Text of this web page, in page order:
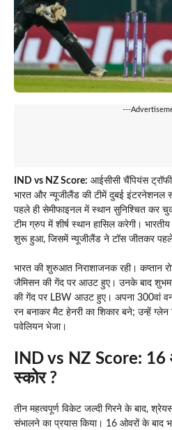
---
IND vs NZ Score: आईसीसी चैंपियंस
भारत और न्यूजीलैंड की टीमें दुबई इंटरनेशनल
पहले ही सेमीफाइनल में स्थान सुनिश्चित कर
टीम ग्रुप में शीर्ष स्थान हासिल करेगी।
शुरू हुआ, जिसमें न्यूजीलैंड ने टॉस जीतकर पहले
भारत की शुरुआत निराशाजनक रही। कप्तान
जैमिसन की गेंद पर आउट हुए। उनके बाद
की गेंद पर LBW आउट हुए। अपना 300वां
रन बनाकर मैट हेनरी का शिकार बने; उन्हें
पवेलियन भेजा।
IND vs NZ Score: 16
स्कोर ?
तीन महत्वपूर्ण विकेट जल्दी गिरने के बाद,
संभालने का प्रयास किया। 16 ओवरों के बाद